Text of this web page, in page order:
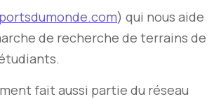
) qui nous aide
de recherche de terrains de
fait aussi partie du réseau